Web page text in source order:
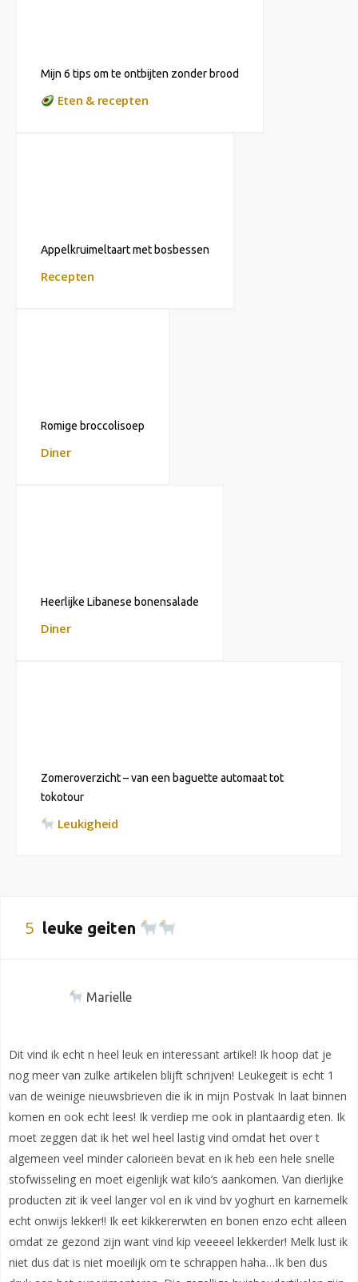
Mijn 6 tips om te ontbijten zonder brood
Eten & recepten
Appelkruimeltaart met bosbessen
Recepten
Romige broccolisoep
Diner
Heerlijke Libanese bonensalade
Diner
Zomeroverzicht – van een baguette automaat tot
tokotour
Leukigheid
5 leuke geiten
Marielle
Dit vind ik echt n heel leuk en interessant artikel! Ik hoop dat je
nog meer van zulke artikelen blijft schrijven! Leukegeit is echt 1
van de weinige nieuwsbrieven die ik in mijn Postvak In laat binnen
komen en ook echt lees! Ik verdiep me ook in plantaardig eten. Ik
moet zeggen dat ik het wel heel lastig vind omdat het over t
algemeen veel minder calorieën bevat en ik heb een hele snelle
stofwisseling en moet eigenlijk wat kilo’s aankomen. Van dierlijke
producten zit ik veel langer vol en ik vind bv yoghurt en karnemelk
echt onwijs lekker!! Ik eet kikkererwten en bonen enzo echt alleen
omdat ze gezond zijn want vind kip veeeeel lekkerder! Melk lust ik
niet dus dat is niet moeilijk om te schrappen haha…Ik ben dus